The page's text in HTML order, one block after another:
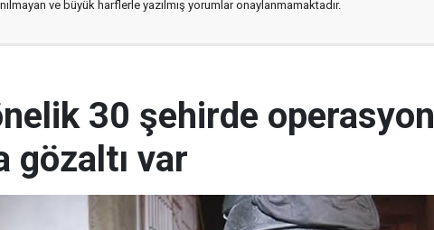
ve büyük harflerle yazılmış yorumlar onaylanmamaktadır.
30 şehirde operasyon
gözaltı var